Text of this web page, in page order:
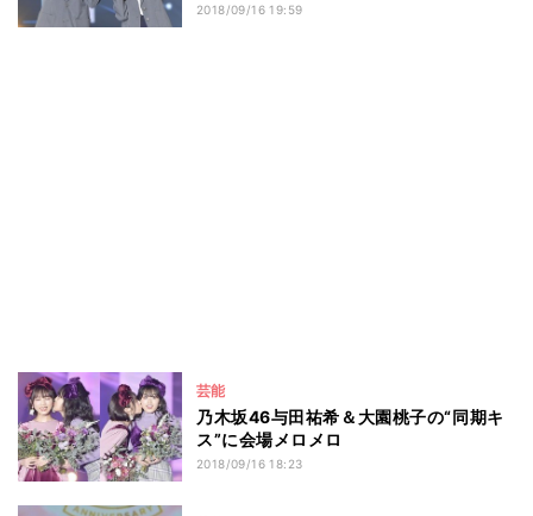
2018/09/16 19:59
芸能
乃木坂46与田祐希＆大園桃子の“同期キ
ス”に会場メロメロ
2018/09/16 18:23